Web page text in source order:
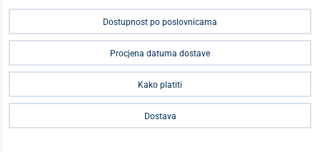
Dostupnost po poslovnicama
Procjena datuma dostave
Kako platiti
Dostava